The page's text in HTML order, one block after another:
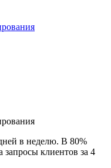
в неделю. В 80%
запросы клиентов за 4